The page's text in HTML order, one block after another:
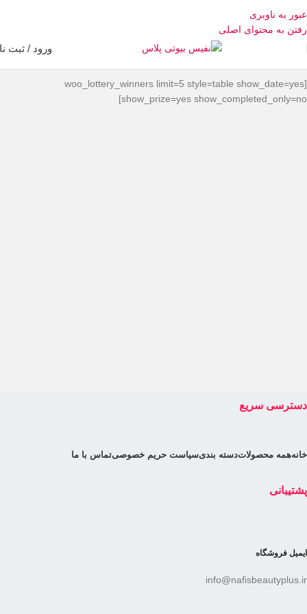
عبور به ناوبری
رفتن به محتوای اصلی
ورود / ثبت
[woo_lottery_winners limit=5 style=table show_date=yes
show_prize=yes show_completed_only=no]
دسترسی سریع
خانههمه محصولاتدسته بندیسیاست حریم خصوصیتماس با ما
پشتیبانی
ایمیل فروشگاه
info@nafisbeautyplus.ir